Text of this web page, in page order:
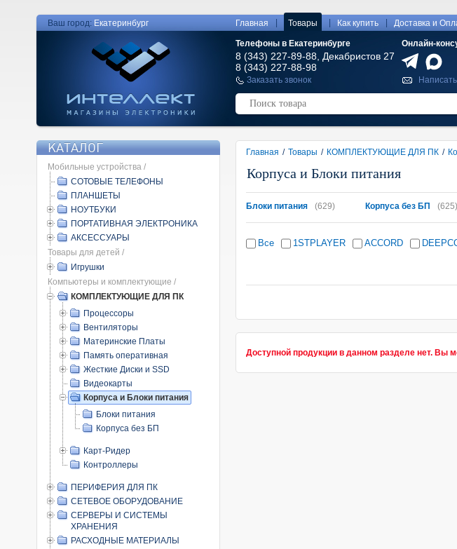
Ваш город: Екатеринбург Главная Товары Как купить Доставка и
Телефоны в Екатеринбурге
8 (343) 227-89-88, Декабристов 27
8 (343) 227-88-98
Онлайн-
Заказать звонок
КАТАЛОГ
Мобильные устройства /
СОТОВЫЕ ТЕЛЕФОНЫ
ПЛАНШЕТЫ
НОУТБУКИ
ПОРТАТИВНАЯ ЭЛЕКТРОНИКА
АКСЕССУАРЫ
Товары для детей /
Игрушки
Компьютеры и комплектующие /
КОМПЛЕКТУЮЩИЕ ДЛЯ ПК
Процессоры
Вентиляторы
Материнские Платы
Память оперативная
Жесткие Диски и SSD
Видеокарты
Корпуса и Блоки питания
Блоки питания
Корпуса без БП
Карт-Ридер
Контроллеры
ПЕРИФЕРИЯ ДЛЯ ПК
СЕТЕВОЕ ОБОРУДОВАНИЕ
СЕРВЕРЫ И СИСТЕМЫ
ХРАНЕНИЯ
РАСХОДНЫЕ МАТЕРИАЛЫ
Главная / Товары / КОМПЛЕКТУЮЩИЕ ДЛЯ ПК /
Корпуса и Блоки питания
Блоки питания (629) Корпуса без БП (625)
Все 1STPLAYER ACCORD
Доступной продукции в данном разделе нет. Вы